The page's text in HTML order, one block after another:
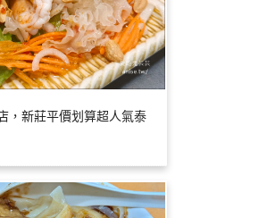
，新莊平價划算超人氣泰